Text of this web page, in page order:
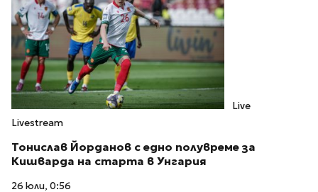
Live
Livestream
Тонислав Йорданов с едно полувреме за
Кишварда на старта в Унгария
26 юли, 0:56